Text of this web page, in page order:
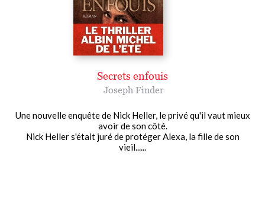
Secrets enfouis
Joseph Finder
Une nouvelle enquête de Nick Heller, le privé qu'il vaut mieux
avoir de son côté.
Nick Heller s'était juré de protéger Alexa, la fille de son
vieil......